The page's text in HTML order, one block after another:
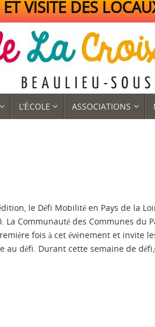
VISITE DES
L’ÉCOLE ASSOCIATIONS
le Défi Mobilité en Pays de la
La Communauté des Communes du
fois à cet évènement et invite
au défi. Durant cette semaine de